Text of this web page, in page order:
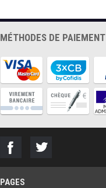
MÉTHODES DE PAIEMENT
PAGES